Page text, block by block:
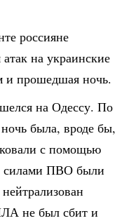
россияне
на украинские
и прошедшая ночь.
на Одессу. По
была, вроде бы,
с помощью
силами ПВО были
не был сбит и